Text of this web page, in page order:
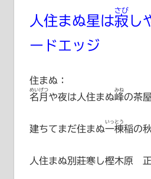
人住まぬ星は寂
さび
し
ードエッジ
住まぬ：
名月
めいげつ
や夜は人住まぬ峰
みね
の茶
建ちてまだ住まぬ一棟
いっとう
稲の
人住まぬ別莊寒し樫木原